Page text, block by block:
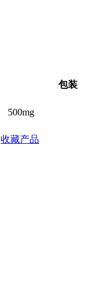
包装
500mg
收藏产品